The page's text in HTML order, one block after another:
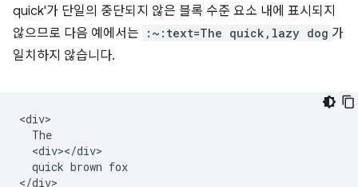
quick'가 단일의 중단되지 않은 블록 수준 요소 내에 표시되지
않으므로 다음 예에서는
:~:text=The quick,lazy dog 가
일치하지 않습니다.
<div>
  The
  <div></div>
  quick brown fox
</div>